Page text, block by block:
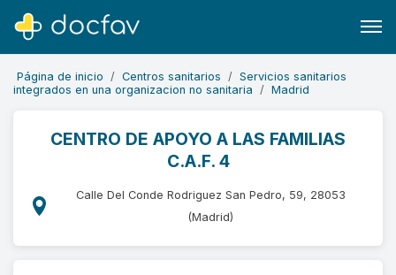
Buscar
Software para clínicas
Soporte
Página de inicio Centros sanitarios
Servicios sanitarios
integrados en una organizacion no sanitaria
Madrid
CENTRO DE APOYO A LAS FAMILIAS
C.A.F. 4
Calle Del Conde Rodriguez San Pedro, 59, 28053
(Madrid)